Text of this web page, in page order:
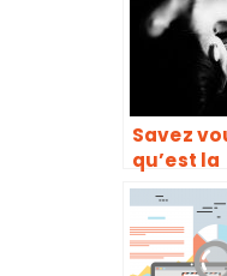
de
manque
sommeil
Savez
qu’est la
cruralgie